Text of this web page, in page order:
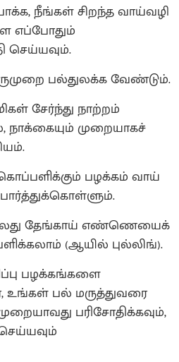
நீங்கள் சிறந்த வாய்வழி
எப்போதும்
செய்யவும்.
பல்துலக்க வேண்டும்.
சேர்ந்து நாற்றம்
முறையாகச்
பழக்கம் வாய்
தேங்காய் எண்ணெயைக்
(ஆயில் புல்லிங்).
பழக்கங்களை
உங்கள் பல் மருத்துவரை
பரிசோதிக்கவும்,